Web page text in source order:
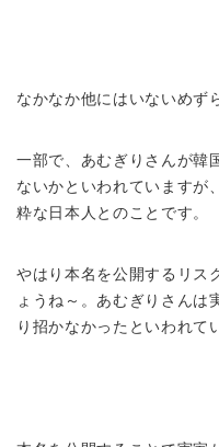
なかなか他にはいないめず
一部で、あむぎりさんが韓
ないかといわれていますが
粋な日本人とのことです。
やはり本名を公開するリス
ょうね～。あむぎりさんは
り招かなかったといわれて